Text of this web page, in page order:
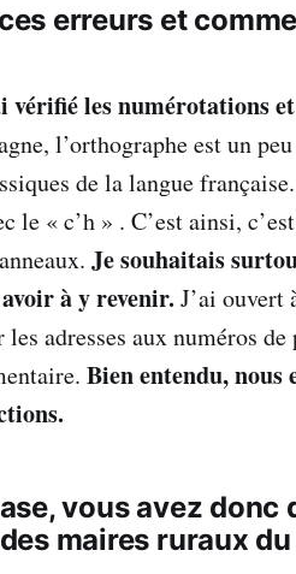
erreurs et
vérifié les numérotations
l’orthographe est un
de la langue
le « c’h » . C’est ainsi,
Je souhaitais
à y revenir. J’ai ouvert
adresses aux numéros
Bien entendu, nous
vous avez donc
maires ruraux